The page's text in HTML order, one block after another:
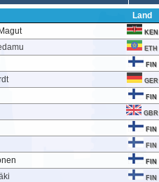
Land
KEN
ETH
FIN
GER
FIN
GBR
FIN
FIN
FIN
FIN